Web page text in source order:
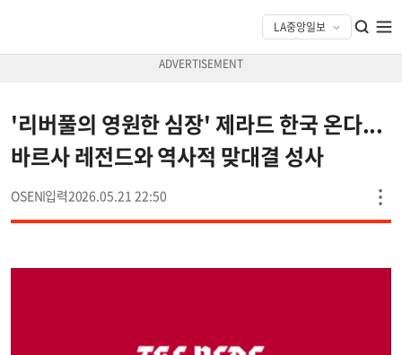
'리버풀의 영원한 심장' 제라드 한국 온다...
바르사 레전드와 역사적 맞대결 성사
OSEN 2026.05.21 22:50